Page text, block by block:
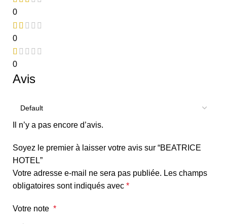
0
0
0
Avis
Il n’y a pas encore d’avis.
Soyez le premier à laisser votre avis sur “BEATRICE
HOTEL”
Votre adresse e-mail ne sera pas publiée. Les champs
obligatoires sont indiqués avec *
Votre note *